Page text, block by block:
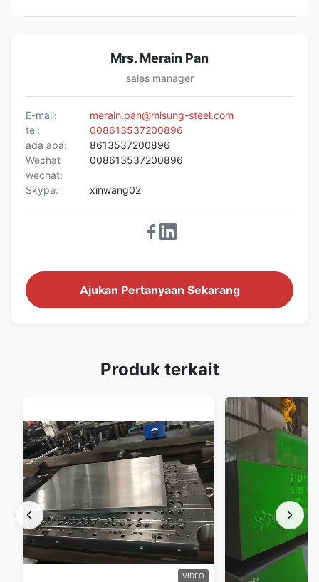
Mrs. Merain Pan
sales manager
E-mail:
merain.pan@misung-steel.com
tel:
008613537200896
ada apa:
8613537200896
Wechat
wechat:
008613537200896
Skype: xinwang02
Ajukan Pertanyaan Sekarang
Produk terkait
VIDEO